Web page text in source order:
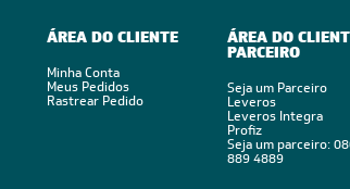
ÁREA DO CLIENTE
Minha Conta
Meus Pedidos
Rastrear Pedido
ÁREA DO
PARCEIRO
Seja um Parceiro
Leveros
Leveros Integra
Profiz
Seja um parceiro:
889 4889